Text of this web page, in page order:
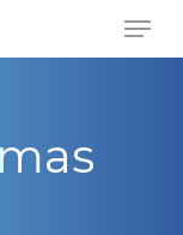
Menu